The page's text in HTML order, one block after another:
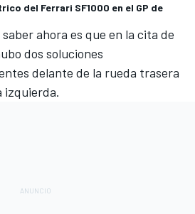
del Ferrari SF1000 en el GP de
ahora es que en la cita de
dos soluciones
delante de la rueda trasera
izquierda.